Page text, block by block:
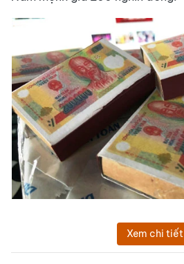
Xem chi tiết